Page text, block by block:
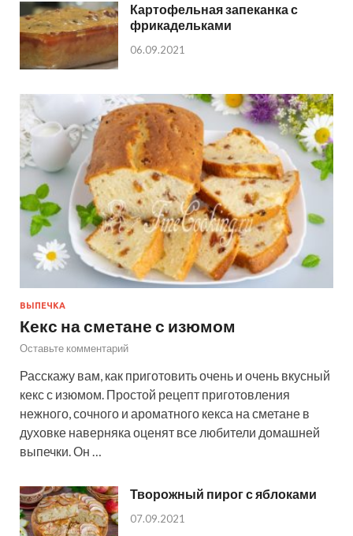
Картофельная запеканка с
фрикадельками
06.09.2021
ВЫПЕЧКА
Кекс на сметане с изюмом
Оставьте комментарий
Расскажу вам, как приготовить очень и очень вкусный
кекс с изюмом. Простой рецепт приготовления
нежного, сочного и ароматного кекса на сметане в
духовке наверняка оценят все любители домашней
выпечки. Он …
Творожный пирог с яблоками
07.09.2021